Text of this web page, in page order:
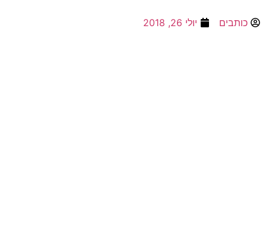
כותבים יולי 26, 2018